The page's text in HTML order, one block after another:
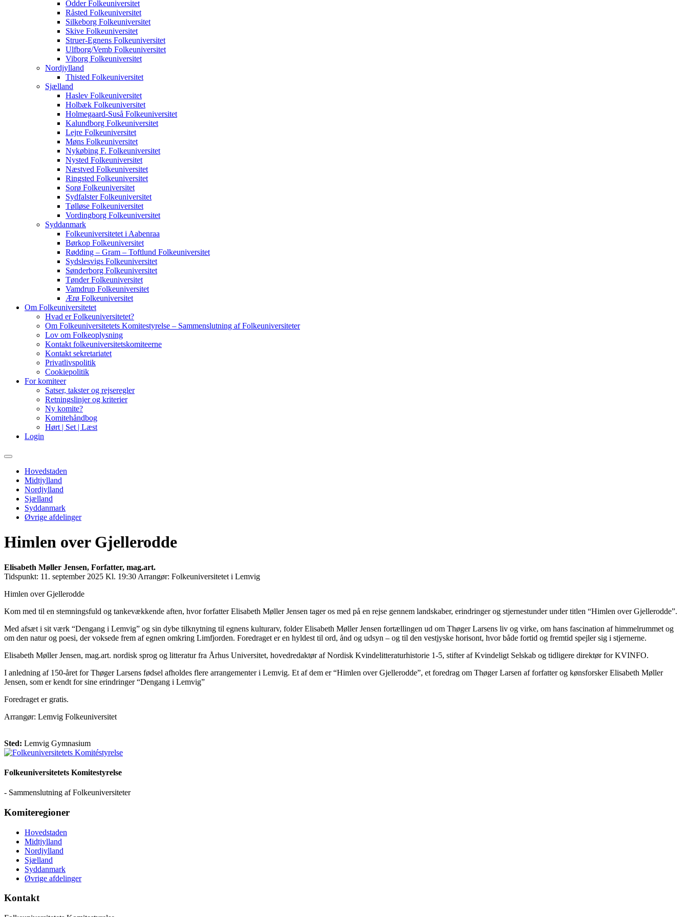
Odder Folkeuniversitet
Råsted Folkeuniversitet
Silkeborg Folkeuniversitet
Skive Folkeuniversitet
Struer-Egnens Folkeuniversitet
Ulfborg/Vemb Folkeuniversitet
Viborg Folkeuniversitet
Nordjylland
Thisted Folkeuniversitet
Sjælland
Haslev Folkeuniversitet
Holbæk Folkeuniversitet
Holmegaard-Suså Folkeuniversitet
Kalundborg Folkeuniversitet
Lejre Folkeuniversitet
Møns Folkeuniversitet
Nykøbing F. Folkeuniversitet
Nysted Folkeuniversitet
Næstved Folkeuniversitet
Ringsted Folkeuniversitet
Sorø Folkeuniversitet
Sydfalster Folkeuniversitet
Tølløse Folkeuniversitet
Vordingborg Folkeuniversitet
Syddanmark
Folkeuniversitetet i Aabenraa
Børkop Folkeuniversitet
Rødding – Gram – Toftlund Folkeuniversitet
Sydslesvigs Folkeuniversitet
Sønderborg Folkeuniversitet
Tønder Folkeuniversitet
Vamdrup Folkeuniversitet
Ærø Folkeuniversitet
Om Folkeuniversitetet
Hvad er Folkeuniversitetet?
Om Folkeuniversitetets Komitestyrelse – Sammenslutning af Folkeuniversiteter
Lov om Folkeoplysning
Kontakt folkeuniversitetskomiteerne
Kontakt sekretariatet
Privatlivspolitik
Cookiepolitik
For komiteer
Satser, takster og rejseregler
Retningslinjer og kriterier
Ny komite?
Komitehåndbog
Hørt | Set | Læst
Login
Primary
Hovedstaden
Midtjylland
Nordjylland
Sjælland
Syddanmark
Øvrige afdelinger
Himlen over Gjellerodde
Elisabeth Møller Jensen, Forfatter, mag.art.
Tidspunkt: 11. september 2025 Kl. 19:30 Arrangør: Folkeuniversitetet i Lemvig
Himlen over Gjellerodde
Kom med til en stemningsfuld og tankevækkende aften, hvor forfatter Elisabeth Møller Jensen tager os med på en rejse gennem landskaber, erindringer og stjernestunder under titlen “Himlen over Gjellerodde”.
Med afsæt i sit værk “Dengang i Lemvig” og sin dybe tilknytning til egnens kulturarv, folder Elisabeth Møller Jensen fortællingen ud om Thøger Larsens liv og virke, om hans fascination af himmelrummet og
om den natur og poesi, der voksede frem af egnen omkring Limfjorden. Foredraget er en hyldest til ord, ånd og udsyn – og til den vestjyske horisont, hvor både fortid og fremtid spejler sig i stjernerne.
Elisabeth Møller Jensen, mag.art. nordisk sprog og litteratur fra Århus Universitet, hovedredaktør af Nordisk Kvindelitteraturhistorie 1-5, stifter af Kvindeligt Selskab og tidligere direktør for KVINFO.
I anledning af 150-året for Thøger Larsens fødsel afholdes flere arrangementer i Lemvig. Et af dem er “Himlen over Gjellerodde”, et foredrag om Thøger Larsen af forfatter og kønsforsker Elisabeth Møller
Jensen, som er kendt for sine erindringer “Dengang i Lemvig”
Foredraget er gratis.
Arrangør: Lemvig Folkeuniversitet
Sted: Lemvig Gymnasium
Folkeuniversitetets Komitestyrelse
- Sammenslutning af Folkeuniversiteter
Komiteregioner
Hovedstaden
Midtjylland
Nordjylland
Sjælland
Syddanmark
Øvrige afdelinger
Kontakt